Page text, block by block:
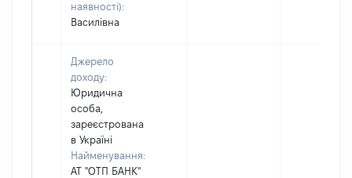
наявності):
Василівна
Джерело
доходу:
Юридична
особа,
зареєстрована
в Україні
Найменування:
АТ "ОТП БАНК"